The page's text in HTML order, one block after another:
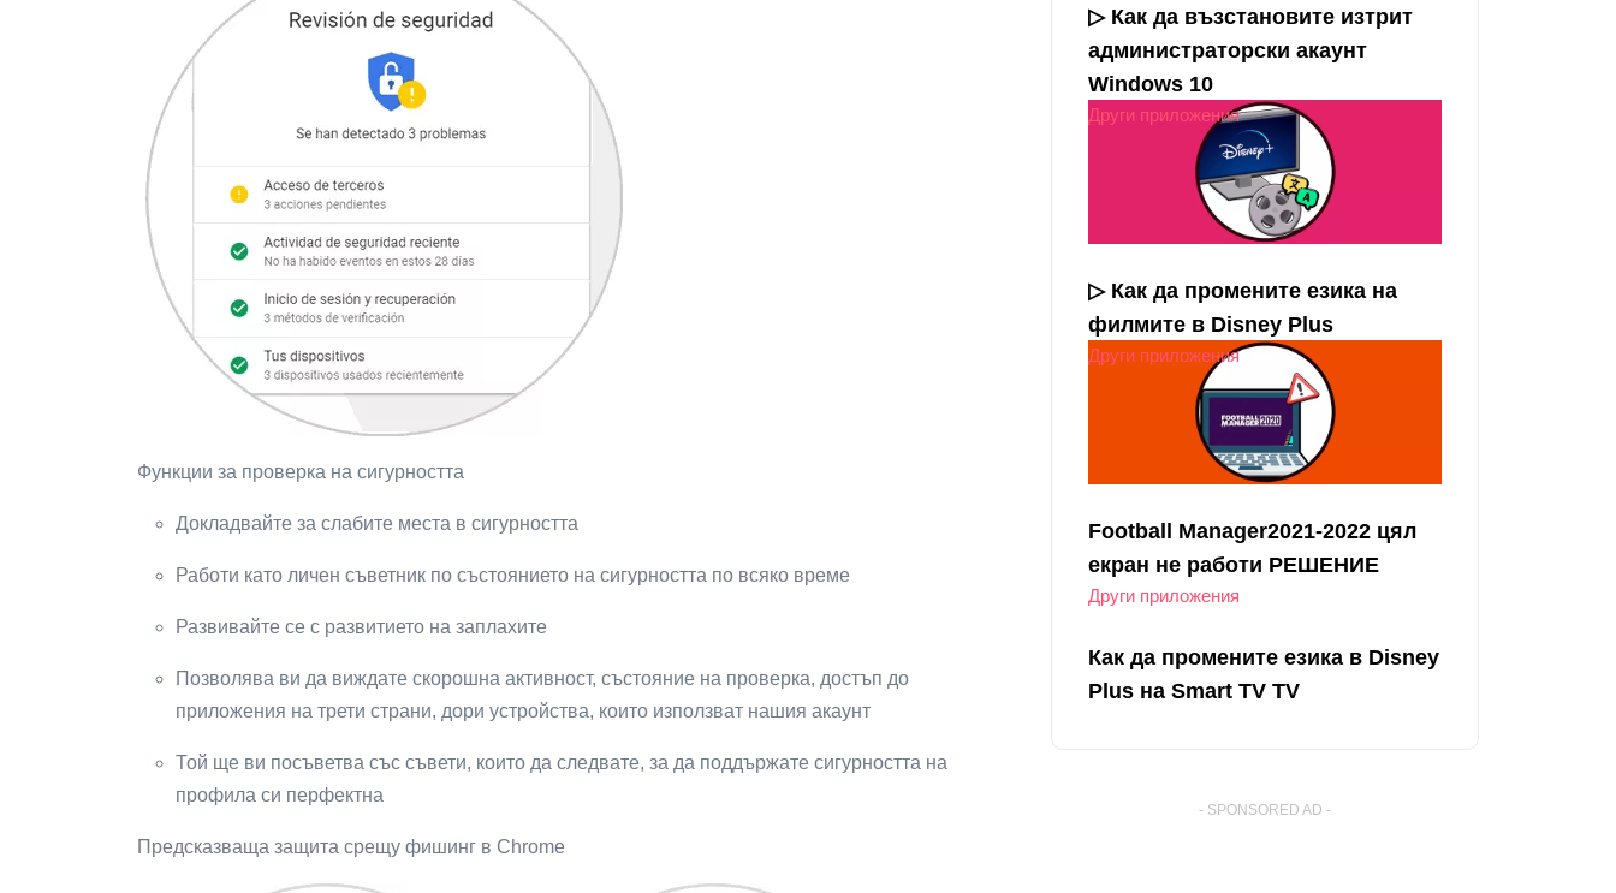
Функции за проверка на сигурността
Докладвайте за слабите места в сигурността
Работи като личен съветник по състоянието на сигурността по всяко време
Развивайте се с развитието на заплахите
Позволява ви да виждате скорошна активност, състояние на проверка, достъп до
приложения на трети страни, дори устройства, които използват нашия акаунт
Той ще ви посъветва със съвети, които да следвате, за да поддържате сигурността на
профила си перфектна
Предсказваща защита срещу фишинг в Chrome
▷ Как да възстановите изтрит
администраторски акаунт
Windows 10
Други приложения
▷ Как да промените езика на
филмите в Disney Plus
Други приложения
Football Manager2021-2022 цял
екран не работи РЕШЕНИЕ
Други приложения
Как да промените езика в Disney
Plus на Smart TV TV
- SPONSORED AD -